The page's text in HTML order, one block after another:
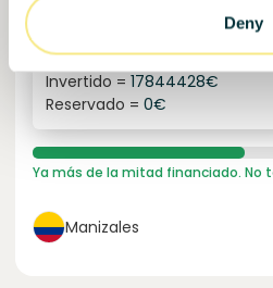
Deny
Sistemas
6.1%
interés anual
Invertido = 17844428€
Reservado = 0€
Ya más de la mitad financiado. No
Manizales